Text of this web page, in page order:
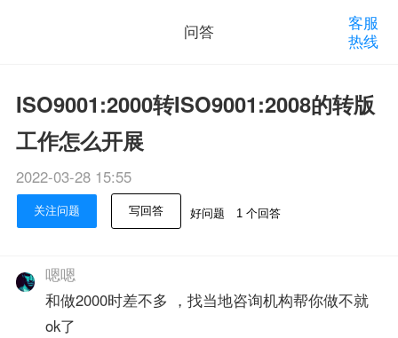
问答
客服
热线
ISO9001:2000转ISO9001:2008的转版
工作怎么开展
2022-03-28 15:55
关注问题 写回答 好问题 1 个回答
嗯嗯
和做2000时差不多 ，找当地咨询机构帮你做不就
ok了